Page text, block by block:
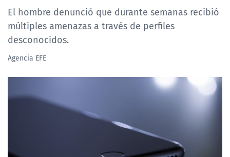
El hombre denunció que durante semanas recibió
múltiples amenazas a través de perfiles
desconocidos.
Agencia EFE